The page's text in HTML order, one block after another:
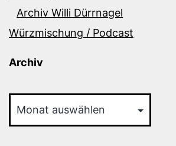
Archiv Willi Dürrnagel
Würzmischung / Podcast
Archiv